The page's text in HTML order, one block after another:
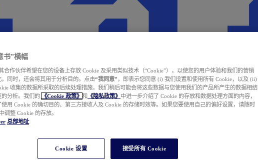
书”横幅
合作伙伴希望在您的设备上存放 Cookie 及采用类似技术（“Cookie”），以使您的用户体验和我们的营销
同时，还会将其用于分析目的。点击“我同意” ，即表示您同意 (i) 我们设置和使用所有 Cookie，以及 (ii)
收集的数据所采取的后续处理措施，我们稍后可能会将这些数据与您使用我们的产品所产生的数据相结
分析。我们的
《Cookie 政策》 和 《隐私政策》 中进一步介绍了 Cookie 的存放和数据处理方面的内容，
用 Cookie 的确切目的、第三方接收人及 Cookie 的存储时效等。如果您要使用自己的偏好设置，请随时
调整 Cookie 的存放。
总部地址
Cookie 设置 接受所有 Cookie